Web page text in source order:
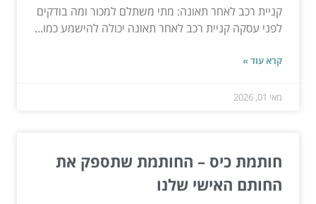
קניית רכב לאחר תאונה: מתי משתלם למכור ומה בודקים
לפני עסקה קניית רכב לאחר תאונה יכולה להישמע כמו...
קרא עוד »
מאי 01, 2026
חותמת כיס – החותמת שתספק את
החותם האישי שלנו